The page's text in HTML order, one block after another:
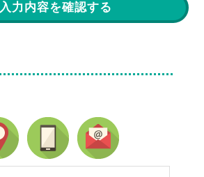
入力内容を確認する